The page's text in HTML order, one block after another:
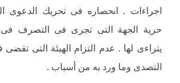
اجراءات . انحصاره فى تحريك الدعوى
حرية الجهة التى تجرى فى التصرف فى
يتراءى لها . عدم التزام الهيئة التى تقضى
التصدى وما ورد به من أسباب .